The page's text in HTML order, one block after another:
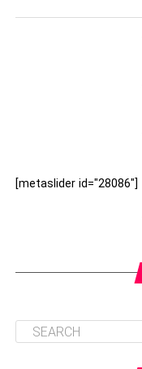
[metaslider id="28086"]